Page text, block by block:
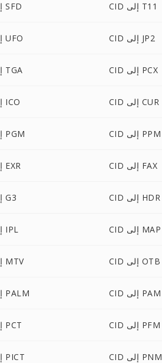
CID إلى SFD CID إلى T11
CID إلى UFO CID إلى JP2
CID إلى TGA CID إلى PCX
CID إلى ICO CID إلى CUR
CID إلى PGM CID إلى PPM
CID إلى EXR CID إلى FAX
CID إلى G3 CID إلى HDR
CID إلى IPL CID إلى MAP
CID إلى MTV CID إلى OTB
CID إلى PALM CID إلى PAM
CID إلى PCT CID إلى PFM
CID إلى PICT CID إلى PNM